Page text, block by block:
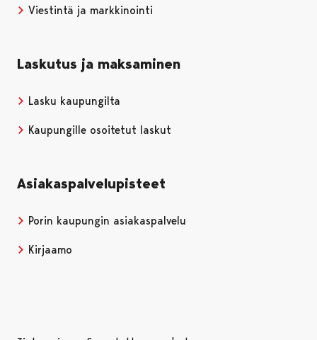
Viestintä ja markkinointi
Laskutus ja maksaminen
Lasku kaupungilta
Kaupungille osoitetut laskut
Asiakaspalvelupisteet
Porin kaupungin asiakaspalvelu
Kirjaamo